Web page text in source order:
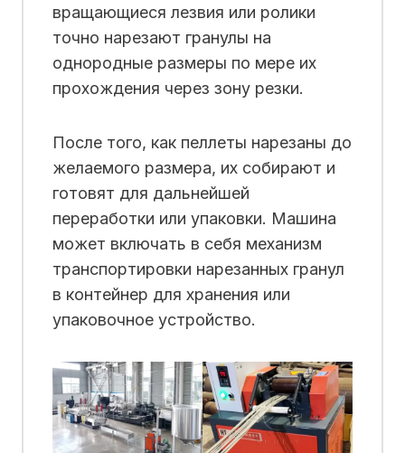
вращающиеся лезвия или ролики
точно нарезают гранулы на
однородные размеры по мере их
прохождения через зону резки.
После того, как пеллеты нарезаны до
желаемого размера, их собирают и
готовят для дальнейшей
переработки или упаковки. Машина
может включать в себя механизм
транспортировки нарезанных гранул
в контейнер для хранения или
упаковочное устройство.